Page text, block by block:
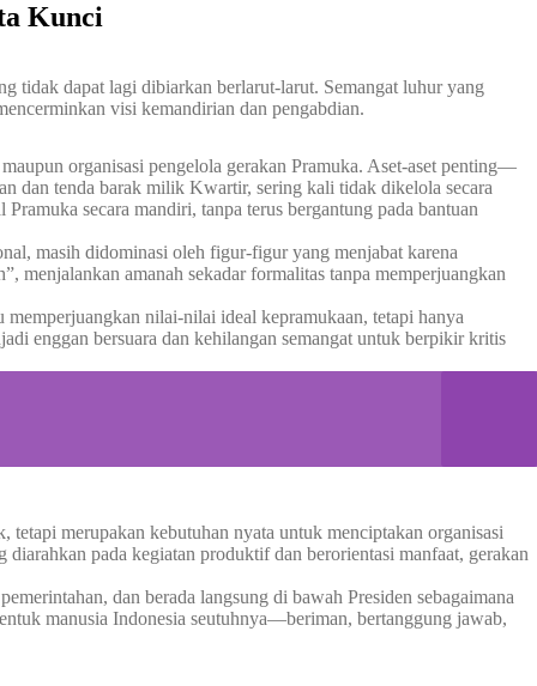
Kunci
tidak dapat lagi dibiarkan berlarut-larut. Semangat luhur yang
visi kemandirian dan pengabdian.
organisasi pengelola gerakan Pramuka. Aset-aset penting—
dan tenda barak milik Kwartir, sering kali tidak dikelola secara
secara mandiri, tanpa terus bergantung pada bantuan
masih didominasi oleh figur-figur yang menjabat karena
menjalankan amanah sekadar formalitas tanpa memperjuangkan
nilai-nilai ideal kepramukaan, tetapi hanya
enggan bersuara dan kehilangan semangat untuk berpikir kritis
tetapi merupakan kebutuhan nyata untuk menciptakan organisasi
pada kegiatan produktif dan berorientasi manfaat, gerakan
dan berada langsung di bawah Presiden sebagaimana
manusia Indonesia seutuhnya—beriman, bertanggung jawab,